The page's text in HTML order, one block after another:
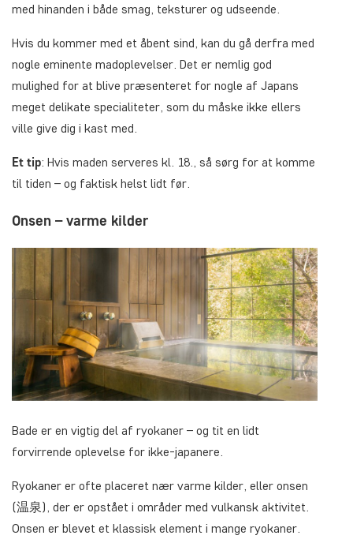
med hinanden i både smag, teksturer og udseende.
Hvis du kommer med et åbent sind, kan du gå derfra med
nogle eminente madoplevelser. Det er nemlig god
mulighed for at blive præsenteret for nogle af Japans
meget delikate specialiteter, som du måske ikke ellers
ville give dig i kast med.
Et tip: Hvis maden serveres kl. 18., så sørg for at komme
til tiden – og faktisk helst lidt før.
Onsen – varme kilder
Bade er en vigtig del af ryokaner – og tit en lidt
forvirrende oplevelse for ikke-japanere.
Ryokaner er ofte placeret nær varme kilder, eller onsen
(温泉), der er opstået i områder med vulkansk aktivitet.
Onsen er blevet et klassisk element i mange ryokaner.